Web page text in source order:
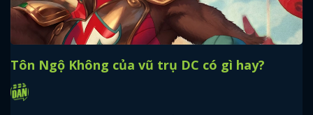
Tôn Ngộ Không của vũ trụ DC có gì hay?